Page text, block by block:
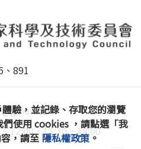
891
12:00、13:30 ~ 18:00
驗，並記錄、存取您的瀏覽
使用 cookies ，請點選「我
，請至 隱私權政策。